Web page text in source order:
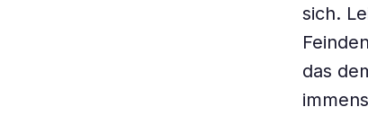
sich.
das